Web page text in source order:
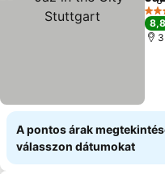
4
8,8
A pontos árak
válasszon dátumokat